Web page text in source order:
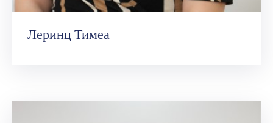
Леринц Тимеа